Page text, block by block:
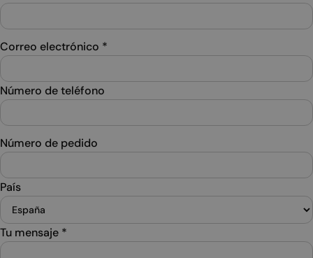
Correo electrónico *
Número de teléfono
Número de pedido
País
Tu mensaje *